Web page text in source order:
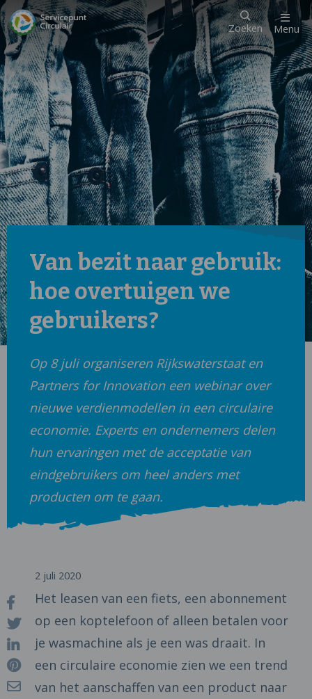
Zoeken Menu
Van bezit naar gebruik:
hoe overtuigen we
gebruikers?
Op 8 juli organiseren Rijkswaterstaat en
Partners for Innovation een webinar over
nieuwe verdienmodellen in een circulaire
economie. Experts en ondernemers delen
hun ervaringen met de acceptatie van
eindgebruikers om heel anders met
producten om te gaan.
2 juli 2020
Het leasen van een fiets, een abonnement
op een koptelefoon of alleen betalen voor
je wasmachine als je een was draait. In
een circulaire economie zien we een trend
van het aanschaffen van een product naar